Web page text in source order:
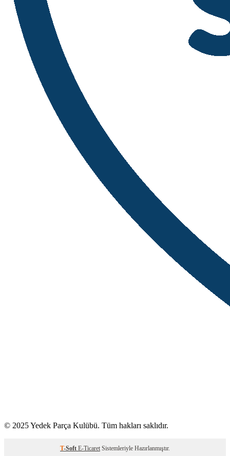
© 2025 Yedek Parça Kulübü. Tüm hakları saklıdır.
T-Soft E-Ticaret Sistemleriyle Hazırlanmıştır.